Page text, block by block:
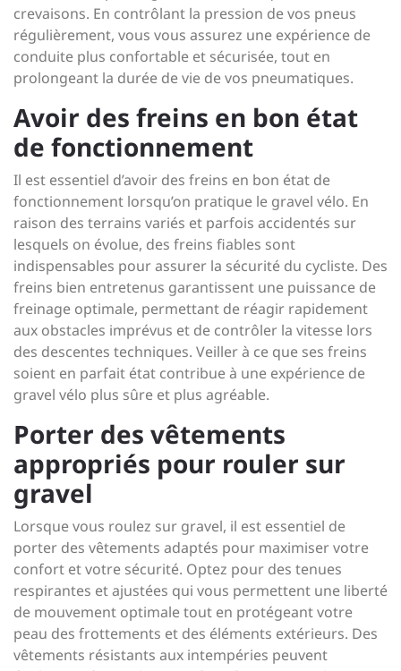
crevaisons. En contrôlant la pression de vos pneus
régulièrement, vous vous assurez une expérience de
conduite plus confortable et sécurisée, tout en
prolongeant la durée de vie de vos pneumatiques.
Avoir des freins en bon état
de fonctionnement
Il est essentiel d’avoir des freins en bon état de
fonctionnement lorsqu’on pratique le gravel vélo. En
raison des terrains variés et parfois accidentés sur
lesquels on évolue, des freins fiables sont
indispensables pour assurer la sécurité du cycliste. Des
freins bien entretenus garantissent une puissance de
freinage optimale, permettant de réagir rapidement
aux obstacles imprévus et de contrôler la vitesse lors
des descentes techniques. Veiller à ce que ses freins
soient en parfait état contribue à une expérience de
gravel vélo plus sûre et plus agréable.
Porter des vêtements
appropriés pour rouler sur
gravel
Lorsque vous roulez sur gravel, il est essentiel de
porter des vêtements adaptés pour maximiser votre
confort et votre sécurité. Optez pour des tenues
respirantes et ajustées qui vous permettent une liberté
de mouvement optimale tout en protégeant votre
peau des frottements et des éléments extérieurs. Des
vêtements résistants aux intempéries peuvent